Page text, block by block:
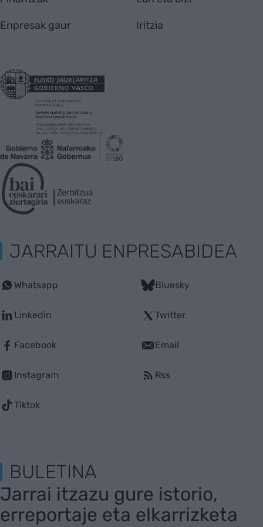
Enpresak gaur Iritzia
JARRAITU ENPRESABIDEA
Whatsapp
Linkedin
Facebook
Instagram
Tiktok
Bluesky
Twitter
Email
Rss
BULETINA
Jarrai itzazu gure istorio,
erreportaje eta elkarrizketa